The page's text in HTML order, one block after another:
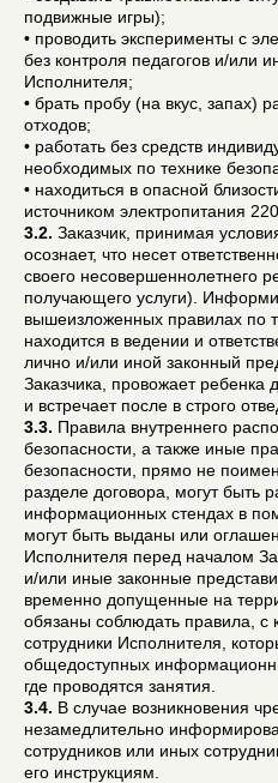
подвижные игры);
• проводить эксперименты с
без контроля педагогов и/или
Исполнителя;
• брать пробу (на вкус, запах)
отходов;
• работать без средств
необходимых по технике
• находиться в опасной
источником электропитания
3.2. Заказчик, принимая
осознает, что несет
своего несовершеннолетнего
получающего услуги).
вышеизложенных правилах по
находится в ведении и
лично и/или иной законный
Заказчика, провожает ребенка
и встречает после в строго
3.3. Правила внутреннего
безопасности, а также иные
безопасности, прямо не
разделе договора, могут быть
информационных стендах в
могут быть выданы или
Исполнителя перед началом
и/или иные законные
временно допущенные на
обязаны соблюдать правила, с
сотрудники Исполнителя,
общедоступных
где проводятся занятия.
3.4. В случае возникновения
незамедлительно
сотрудников или иных
его инструкциям.